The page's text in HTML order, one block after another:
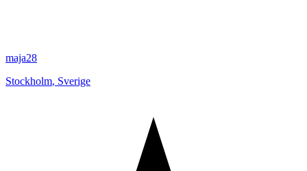
maja28
Stockholm, Sverige